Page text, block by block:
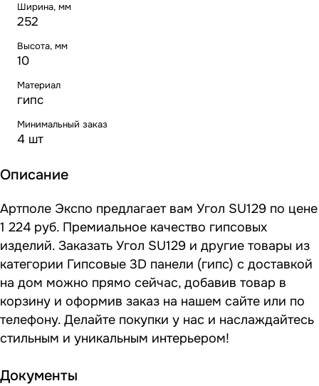
Ширина, мм
252
Высота, мм
10
Материал
гипс
Минимальный заказ
4 шт
Описание
Артполе Экспо предлагает вам Угол SU129 по цене
1 224 руб. Премиальное качество гипсовых
изделий. Заказать Угол SU129 и другие товары из
категории Гипсовые 3D панели (гипс) с доставкой
на дом можно прямо сейчас, добавив товар в
корзину и оформив заказ на нашем сайте или по
телефону. Делайте покупки у нас и наслаждайтесь
стильным и уникальным интерьером!
Документы